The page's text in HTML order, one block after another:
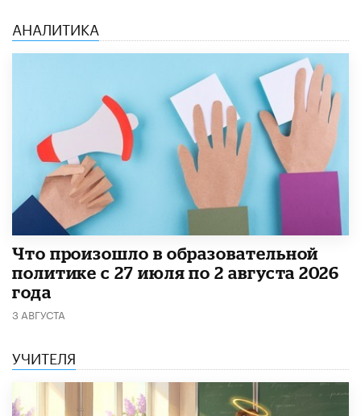
АНАЛИТИКА
​Что произошло в образовательной
политике с 27 июля по 2 августа 2026
года
3 АВГУСТА
УЧИТЕЛЯ